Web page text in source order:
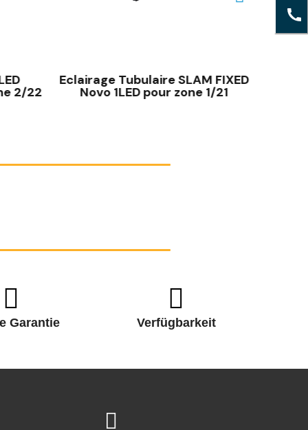
2/22
Eclairage Tubulaire SLAM FIXED
Novo 1LED pour zone 1/21
Garantie Verfügbarkeit